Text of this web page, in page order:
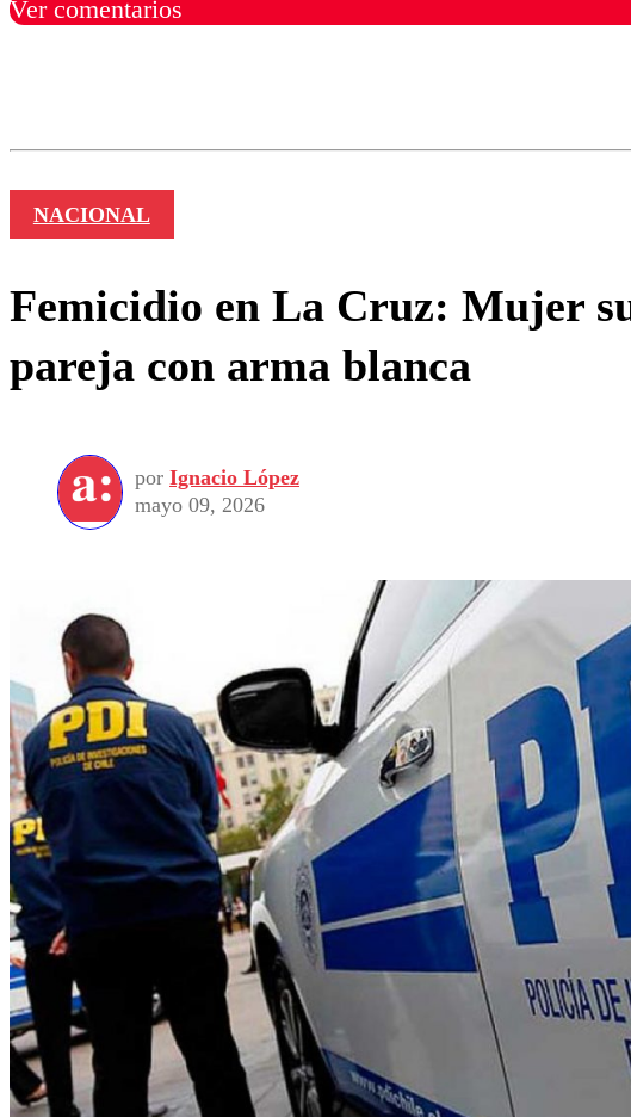
Ver comentarios
NACIONAL
Femicidio en La Cruz: Mujer
pareja con arma blanca
por Ignacio López
mayo 09, 2026